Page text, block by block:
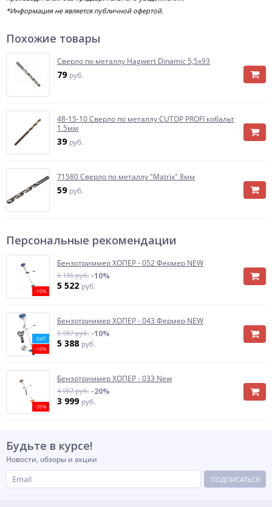
*Информация не является публичной офертой.
Похожие товары
Сверло по металлу Hagwert Dinamic 5,5х93
79 руб.
48-15-10 Сверло по металлу CUTOP PROFI кобальт
1.5мм
39 руб.
71580 Сверло по металлу "Matrix" 8мм
59 руб.
Персональные рекомендации
-10%
Бензотриммер ХОПЕР - 052 Фермер NEW
6 135 руб. -10%
5 522 руб.
ХИТ
-10%
Бензотриммер ХОПЕР - 043 Фермер NEW
5 987 руб. -10%
5 388 руб.
-20%
Бензотриммер ХОПЕР - 033 New
4 987 руб. -20%
3 999 руб.
Будьте в курсе!
Новости, обзоры и акции
ПОДПИСАТЬСЯ